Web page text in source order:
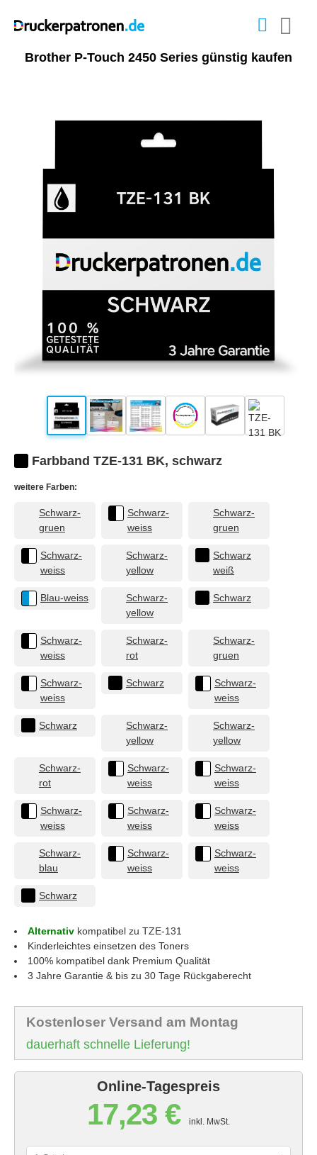
Brother P-Touch 2450 Series günstig kaufen
Farbband TZE-131 BK, schwarz
weitere Farben:
Schwarz-
gruen
Schwarz-
weiss
Schwarz-
gruen
Schwarz-
weiss
Schwarz-
yellow
Schwarz
weiß
Blau-weiss
Schwarz-
yellow
Schwarz
Schwarz-
weiss
Schwarz-
rot
Schwarz-
gruen
Schwarz-
weiss
Schwarz
Schwarz-
weiss
Schwarz
Schwarz-
yellow
Schwarz-
yellow
Schwarz-
rot
Schwarz-
weiss
Schwarz-
weiss
Schwarz-
weiss
Schwarz-
weiss
Schwarz-
weiss
Schwarz-
blau
Schwarz-
weiss
Schwarz-
weiss
Schwarz
Alternativ kompatibel zu TZE-131
Kinderleichtes einsetzen des Toners
100% kompatibel dank Premium Qualität
3 Jahre Garantie & bis zu 30 Tage Rückgaberecht
Kostenloser Versand am Montag
dauerhaft schnelle Lieferung!
Online-Tagespreis
17,23 € inkl. MwSt.